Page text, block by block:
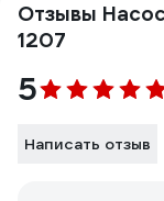
Отзывы
1207
5
Написать отзыв